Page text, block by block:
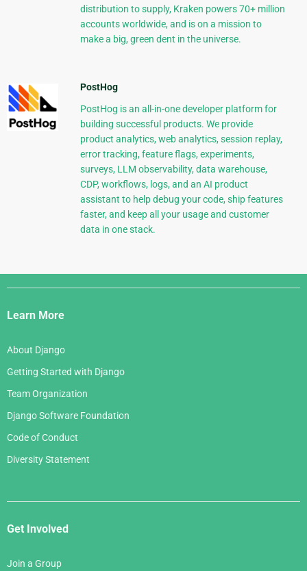
distribution to supply, Kraken powers 70+ million
accounts worldwide, and is on a mission to
make a big, green dent in the universe.
PostHog
PostHog is an all-in-one developer platform for
building successful products. We provide
product analytics, web analytics, session replay,
error tracking, feature flags, experiments,
surveys, LLM observability, data warehouse,
CDP, workflows, logs, and an AI product
assistant to help debug your code, ship features
faster, and keep all your usage and customer
data in one stack.
Django
Links
Learn More
About Django
Getting Started with Django
Team Organization
Django Software Foundation
Code of Conduct
Diversity Statement
Get Involved
Join a Group